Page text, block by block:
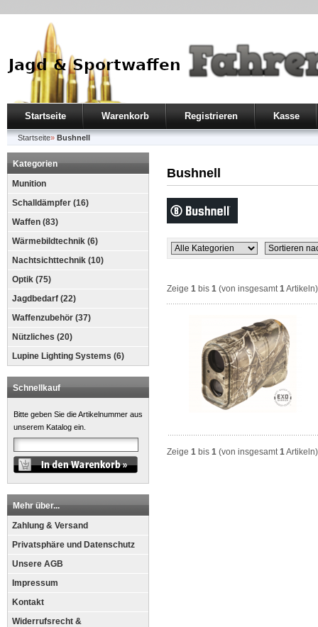
Startseite Warenkorb Registrieren Kasse
Startseite» Bushnell
Kategorien
Munition
Schalldämpfer (16)
Waffen (83)
Wärmebildtechnik (6)
Nachtsichttechnik (10)
Optik (75)
Jagdbedarf (22)
Waffenzubehör (37)
Nützliches (20)
Lupine Lighting Systems (6)
Schnellkauf
Bitte geben Sie die Artikelnummer aus
unserem Katalog ein.
Mehr über...
Zahlung & Versand
Privatsphäre und Datenschutz
Unsere AGB
Impressum
Kontakt
Widerrufsrecht &
Bushnell
Zeige 1 bis 1 (von insgesamt1Artikeln)
Zeige 1 bis 1 (von insgesamt1Artikeln)